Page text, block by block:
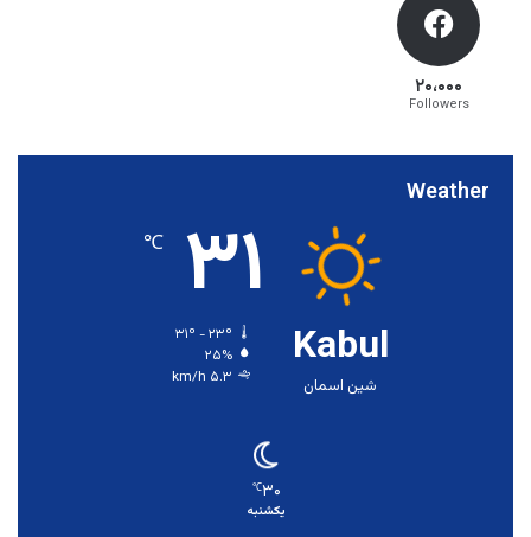
۲۰،۰۰۰
Followers
Weather
Kabul
شین اسمان
۳۱ ℃
۲۵%
۵.۳ km/h
۳۰℃
یکشنبه